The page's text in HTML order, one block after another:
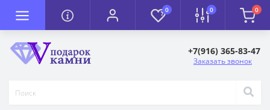
0 0 0
+7(916) 365-83-47
Заказать звонок